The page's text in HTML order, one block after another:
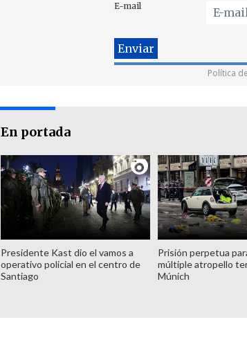
E-mail
Política
En portada
Presidente Kast dio el vamos a
operativo policial en el centro de
Santiago
Prisión perpetua
múltiple atropello
Múnich